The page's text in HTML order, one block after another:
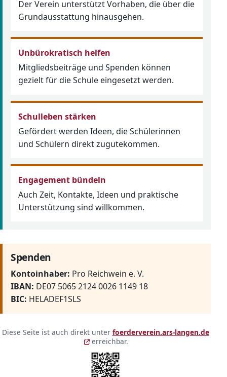
Der Verein unterstützt Vorhaben, die über die
Grundausstattung hinausgehen.
Unbürokratisch helfen
Mitgliedsbeiträge und Spenden können
gezielt für die Schule eingesetzt werden.
Schulleben stärken
Gefördert werden Ideen, die Schülerinnen
und Schülern direkt zugutekommen.
Engagement bündeln
Auch Zeit, Kontakte, Ideen und praktische
Unterstützung sind willkommen.
Spenden
Kontoinhaber: Pro Reichwein e. V.
IBAN: DE07 5065 2124 0026 1149 18
BIC: HELADEF1SLS
Kurzlink und QR-Code
Diese Seite ist auch direkt unter foerderverein.ars-langen.de
(öffnet in neuem Fenster)
(öffnet in neuem Fenster)
erreichbar.